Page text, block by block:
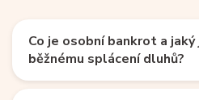
Co je osobní bankrot a
běžnému splácení dluhů?